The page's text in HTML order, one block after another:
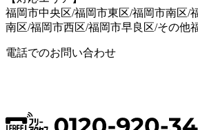
福岡市中央区/福岡市東区/福岡市南区/
南区/福岡市西区/福岡市早良区/その他
電話でのお問い合わせ